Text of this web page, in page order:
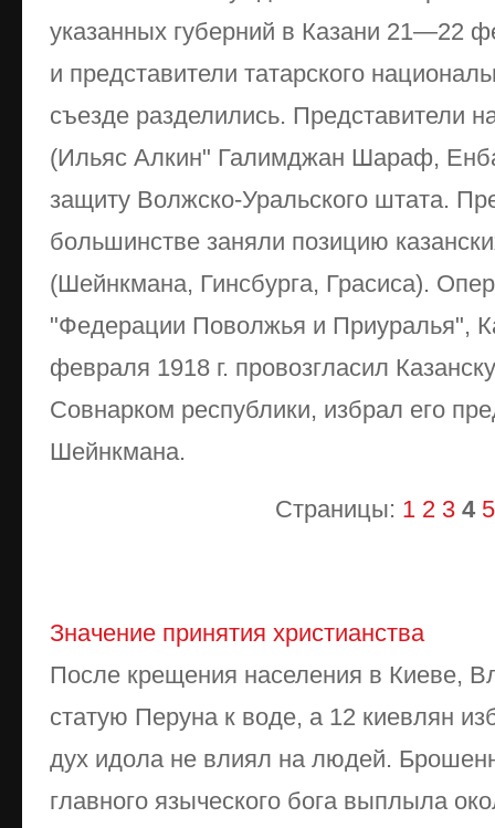
указанных губерний в Казани 21—22
и представители татарского
съезде разделились. Представители
(Ильяс Алкин" Галимджан Шараф,
защиту Волжско-Уральского штата.
большинстве заняли позицию
(Шейнкмана, Гинсбурга, Грасиса).
"Федерации Поволжья и Приуралья",
февраля 1918 г. провозгласил
Совнарком республики, избрал его
Шейнкмана.
Страницы: 1 2 3 4 5
Значение принятия христианства
После крещения населения в Киеве,
статую Перуна к воде, а 12 киевлян
дух идола не влиял на людей.
главного языческого бога выплыла